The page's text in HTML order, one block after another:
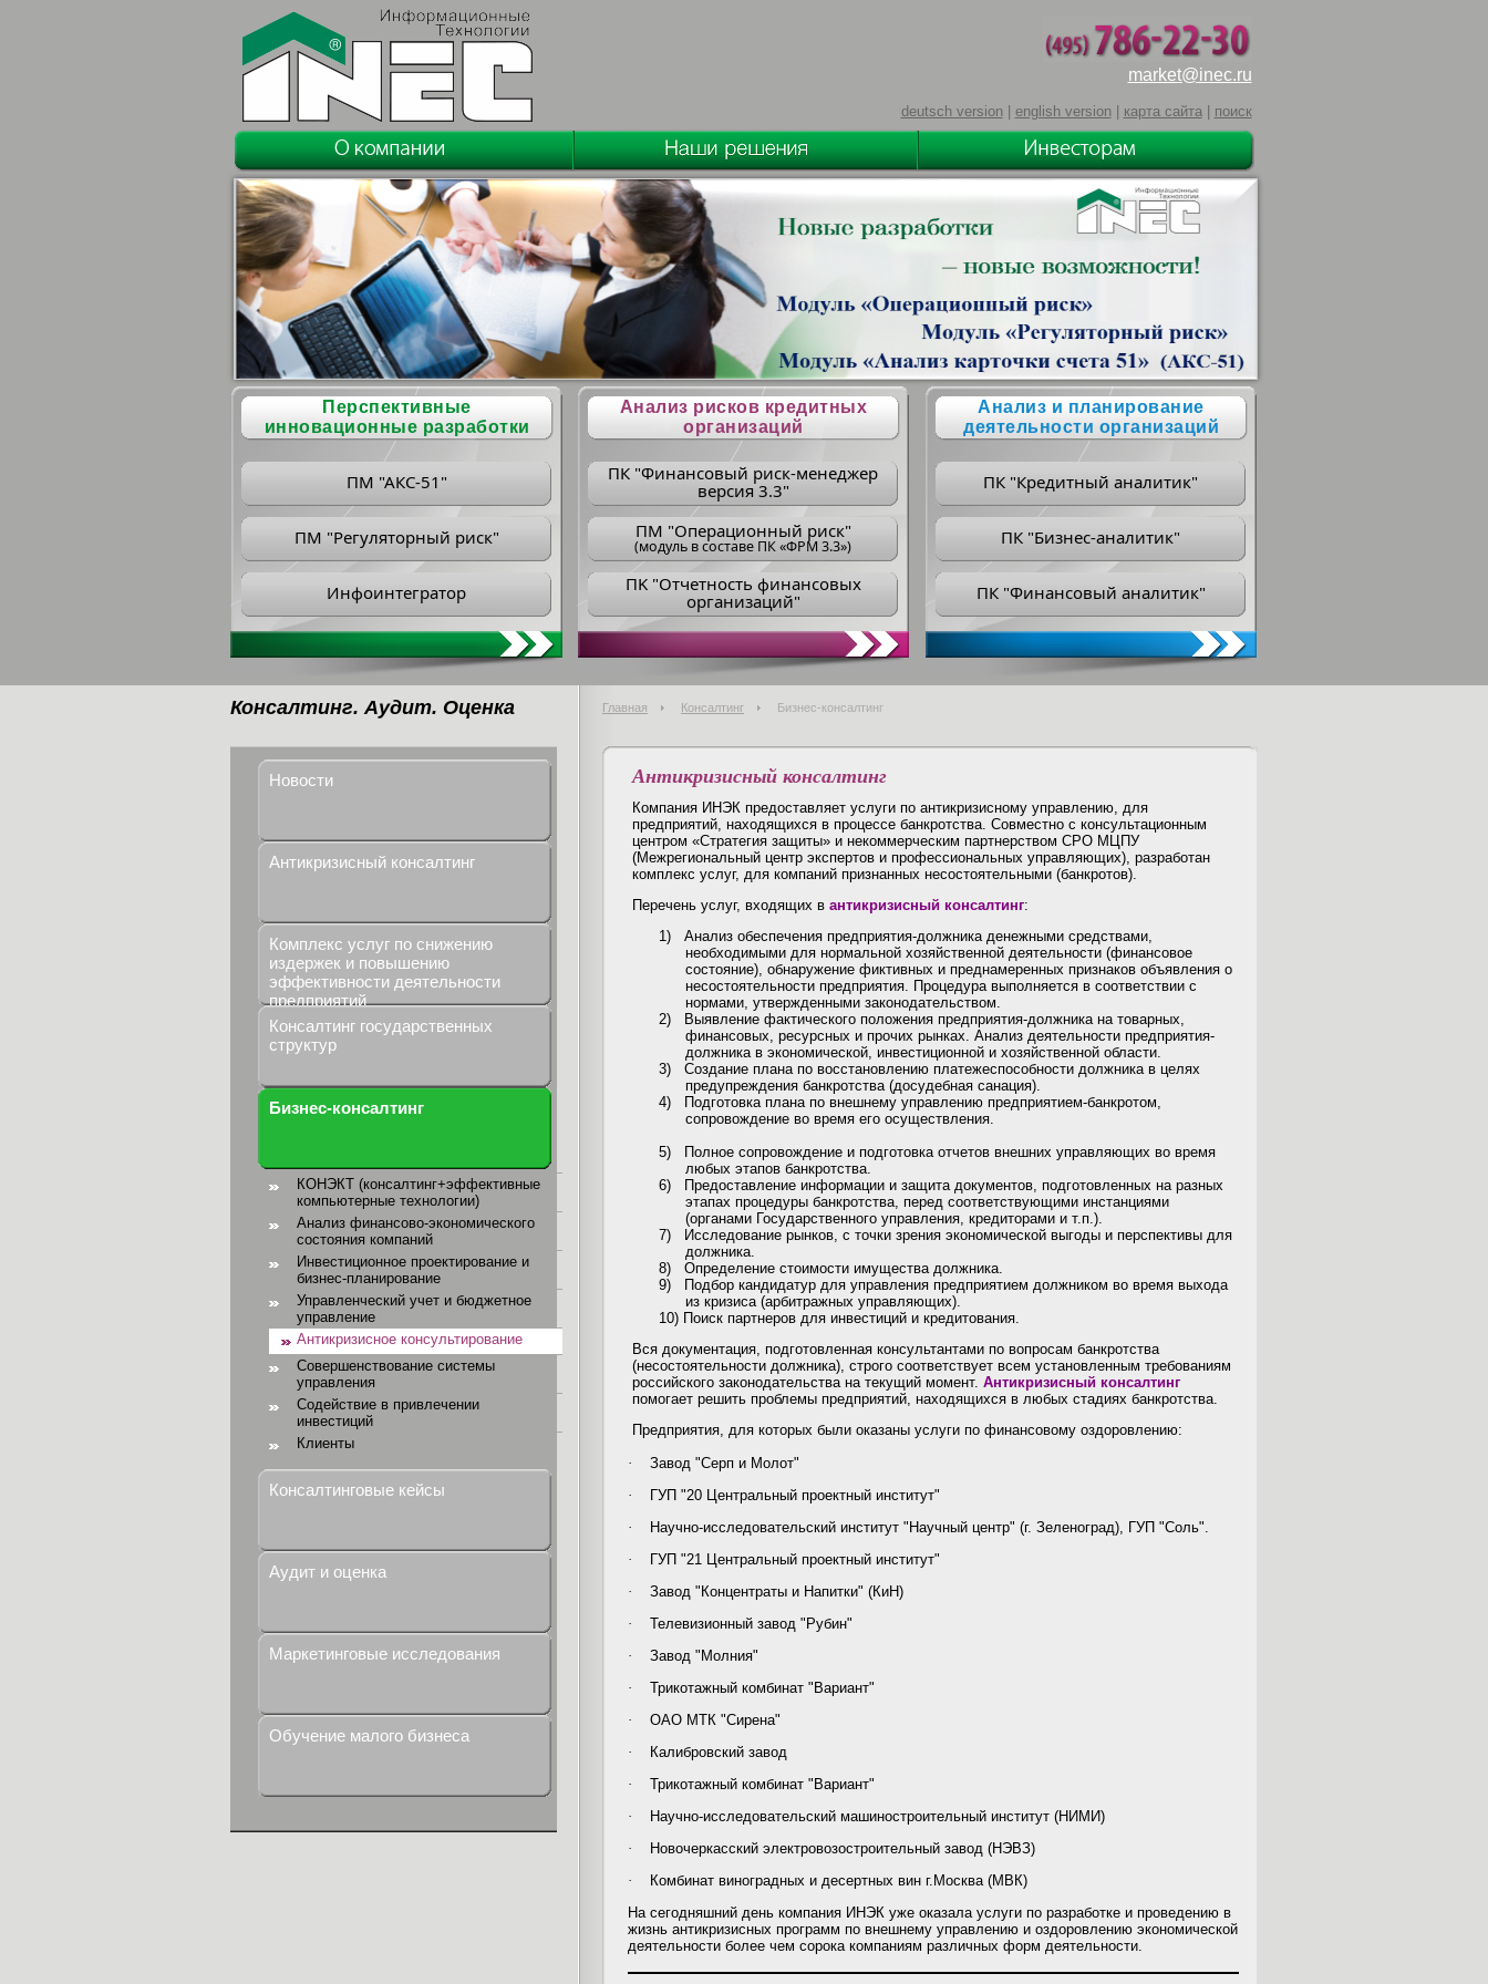
market@inec.ru
deutsch version| english version| карта сайта| поиск
Перспективные
инновационные разработки
ПМ "АКС-51"
ПМ "Регуляторный риск"
Инфоинтегратор
Анализ рисков кредитных
организаций
ПК "Финансовый риск-менеджер
версия 3.3"
ПM "Операционный риск"
(модуль в составе ПК «ФРМ 3.3»)
ПK "Отчетность финансовых
организаций"
Анализ и планирование
деятельности организаций
ПК "Кредитный аналитик"
ПК "Бизнес-аналитик"
ПК "Финансовый аналитик"
Консалтинг. Аудит. Оценка Главная Консалтинг Бизнес-консалтинг
Новости
Антикризисный консалтинг
Комплекс услуг по снижению
издержек и повышению
эффективности деятельности
предприятий
Консалтинг государственных
структур
Бизнес-консалтинг
КОНЭКТ (консалтинг+эффективные
компьютерные технологии)
Анализ финансово-экономического
состояния компаний
Инвестиционное проектирование и
бизнес-планирование
Управленческий учет и бюджетное
управление
Антикризисное консультирование
Совершенствование системы
управления
Содействие в привлечении
инвестиций
Клиенты
Консалтинговые кейсы
Аудит и оценка
Маркетинговые исследования
Обучение малого бизнеса
Антикризисный консалтинг
Компания ИНЭК предоставляет услуги по антикризисному управлению, для
предприятий, находящихся в процессе банкротства. Совместно с консультационным
центром «Стратегия защиты» и некоммерческим партнерством СРО МЦПУ
(Межрегиональный центр экспертов и профессиональных управляющих), разработан
комплекс услуг, для компаний признанных несостоятельными (банкротов).
Перечень услуг, входящих в антикризисный консалтинг:
1)
Анализ обеспечения предприятия-должника денежными средствами,
необходимыми для нормальной хозяйственной деятельности (финансовое
состояние), обнаружение фиктивных и преднамеренных признаков объявления о
несостоятельности предприятия. Процедура выполняется в соответствии с
нормами, утвержденными законодательством.
2)
Выявление фактического положения предприятия-должника на товарных,
финансовых, ресурсных и прочих рынках. Анализ деятельности предприятия-
должника в экономической, инвестиционной и хозяйственной области.
3)
Создание плана по восстановлению платежеспособности должника в целях
предупреждения банкротства (досудебная санация).
4)
Подготовка плана по внешнему управлению предприятием-банкротом,
сопровождение во время его осуществления.
5)
Полное сопровождение и подготовка отчетов внешних управляющих во время
любых этапов банкротства.
6)
Предоставление информации и защита документов, подготовленных на разных
этапах процедуры банкротства, перед соответствующими инстанциями
(органами Государственного управления, кредиторами и т.п.).
7)
Исследование рынков, с точки зрения экономической выгоды и перспективы для
должника.
8)
Определение стоимости имущества должника.
9)
Подбор кандидатур для управления предприятием должником во время выхода
из кризиса (арбитражных управляющих).
10) Поиск партнеров для инвестиций и кредитования.
Вся документация, подготовленная консультантами по вопросам банкротства
(несостоятельности должника), строго соответствует всем установленным требованиям
российского законодательства на текущий момент. Антикризисный консалтинг
помогает решить проблемы предприятий, находящихся в любых стадиях банкротства.
Предприятия, для которых были оказаны услуги по финансовому оздоровлению:
·
Завод "Серп и Молот"
·
ГУП "20 Центральный проектный институт"
·
Научно-исследовательский институт "Научный центр" (г. Зеленоград), ГУП "Соль".
·
ГУП "21 Центральный проектный институт"
·
Завод "Концентраты и Напитки" (КиН)
·
Телевизионный завод "Рубин"
·
Завод "Молния"
·
Трикотажный комбинат "Вариант"
·
ОАО МТК "Сирена"
·
Калибровский завод
·
Трикотажный комбинат "Вариант"
·
Научно-исследовательский машиностроительный институт (НИМИ)
·
Новочеркасский электровозостроительный завод (НЭВЗ)
·
Комбинат виноградных и десертных вин г.Москва (МВК)
На сегодняшний день компания ИНЭК уже оказала услуги по разработке и проведению в
жизнь антикризисных программ по внешнему управлению и оздоровлению экономической
деятельности более чем сорока компаниям различных форм деятельности.